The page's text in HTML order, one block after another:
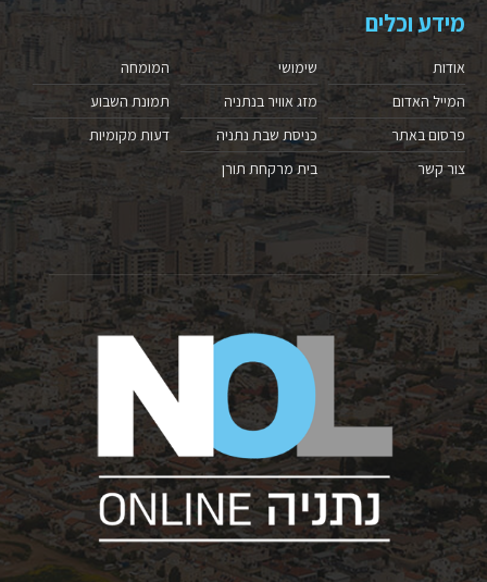
מידע וכלים
אודות
המייל האדום
פרסום באתר
צור קשר
שימושי
מזג אוויר בנתניה
כניסת שבת נתניה
בית מרקחת תורן
המומחה
תמונת השבוע
דעות מקומיות